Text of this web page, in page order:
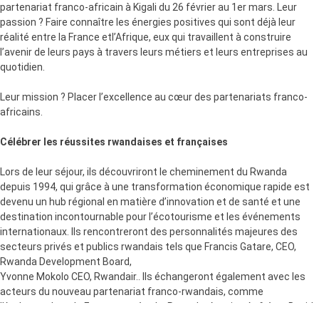
partenariat franco-africain à Kigali du 26 février au 1er mars. Leur
passion ? Faire connaître les énergies positives qui sont déjà leur
réalité entre la France etl’Afrique, eux qui travaillent à construire
l’avenir de leurs pays à travers leurs métiers et leurs entreprises au
quotidien.
Leur mission ? Placer l’excellence au cœur des partenariats franco-
africains.
Célébrer les réussites rwandaises et françaises
Lors de leur séjour, ils découvriront le cheminement du Rwanda
depuis 1994, qui grâce à une transformation économique rapide est
devenu un hub régional en matière d’innovation et de santé et une
destination incontournable pour l’écotourisme et les événements
internationaux. Ils rencontreront des personnalités majeures des
secteurs privés et publics rwandais tels que Francis Gatare, CEO,
Rwanda Development Board,
Yvonne Mokolo CEO, Rwandair.. Ils échangeront également avec les
acteurs du nouveau partenariat franco-rwandais, comme
l’Ambassadeur de France auprès du, Rwanda, Antoine Anfré, et David